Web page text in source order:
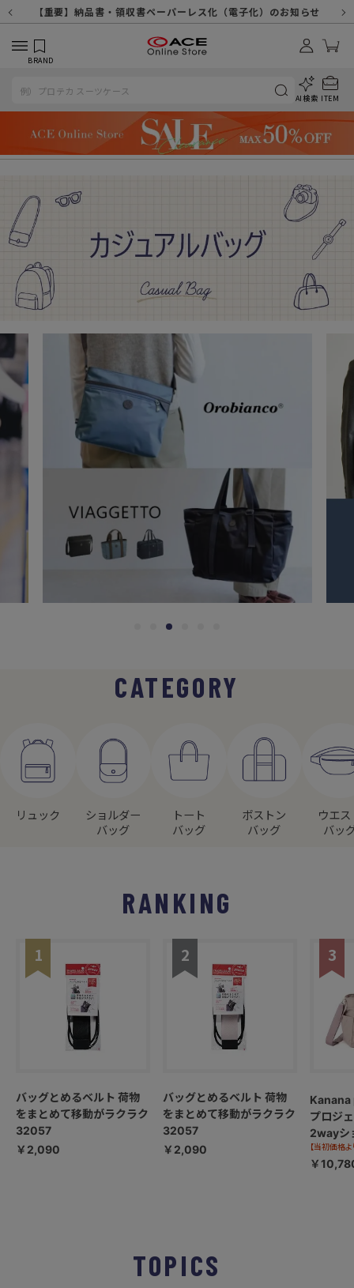
【重要】令和８年熊本地震に伴う配送への影響について
【重要】納品書・領収書ペーパーレス化（電子化）のお知らせ
【重要】天候不良や交通状況・物量増等に伴う配送への影響について
【重要】悪質な詐欺サイトにご注意ください
【重要】各種メールが届かない場合に関しまして
【重要】お問い合わせのご対応に関しまして
【重要】SNSのなりすまし詐欺にご注意ください
BRAND
AI検索 ITEM
CATEGORY
リュック
ショルダー
バッグ
トート
バッグ
ボストン
バッグ
ウエス
バッ
RANKING
1
バッグとめるベルト 荷物
をまとめて移動がラクラク
32057
￥2,090
2
バッグとめるベルト 荷物
をまとめて移動がラクラク
32057
￥2,090
3
Kanana
プロジ
2wayシ
68873
【当初価格
￥
TOPICS